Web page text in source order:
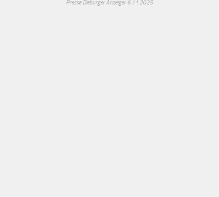
Presse Dieburger Anzeiger 6.11.2025